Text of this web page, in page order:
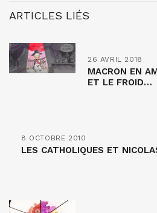
ARTICLES LIÉS
26 AVRIL 2018
MACRON EN
ET LE FROID…
8 OCTOBRE 2010
LES CATHOLIQUES ET